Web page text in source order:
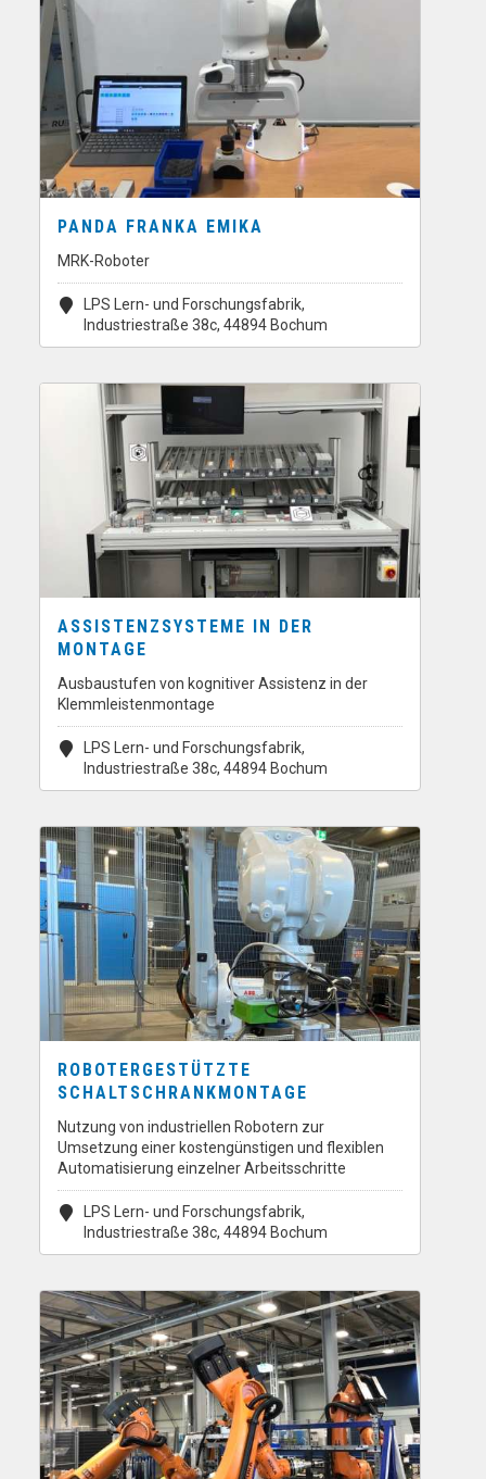
PANDA FRANKA EMIKA
MRK-Roboter
LPS Lern- und Forschungsfabrik,
Industriestraße 38c, 44894 Bochum
ASSISTENZSYSTEME IN DER
MONTAGE
Ausbaustufen von kognitiver Assistenz in der
Klemmleistenmontage
LPS Lern- und Forschungsfabrik,
Industriestraße 38c, 44894 Bochum
ROBOTERGESTÜTZTE
SCHALTSCHRANKMONTAGE
Nutzung von industriellen Robotern zur
Umsetzung einer kostengünstigen und flexiblen
Automatisierung einzelner Arbeitsschritte
LPS Lern- und Forschungsfabrik,
Industriestraße 38c, 44894 Bochum